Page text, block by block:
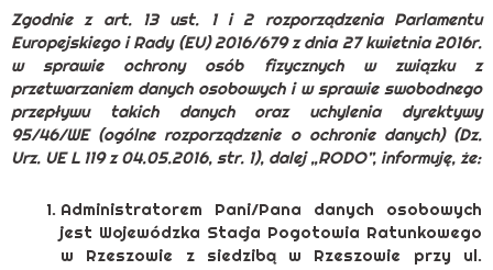
Zgodnie z art. 13 ust. 1 i 2 rozporządzenia Parlamentu
Europejskiego i Rady (EU) 2016/679 z dnia 27 kwietnia 2016r.
w sprawie ochrony osób fizycznych w związku z
przetwarzaniem danych osobowych i w sprawie swobodnego
przepływu takich danych oraz uchylenia dyrektywy
95/46/WE (ogólne rozporządzenie o ochronie danych) (Dz.
Urz. UE L 119 z 04.05.2016, str. 1), dalej „RODO”, informuję, że:
Administratorem Pani/Pana danych osobowych
jest Wojewódzka Stacja Pogotowia Ratunkowego
w Rzeszowie z siedzibą w Rzeszowie przy ul.